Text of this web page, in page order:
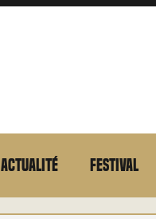
Actualité Festival